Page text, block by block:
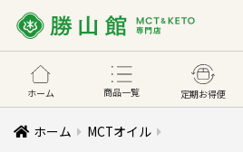
ホーム 商品一覧 定期お得便
ホーム MCTオイル